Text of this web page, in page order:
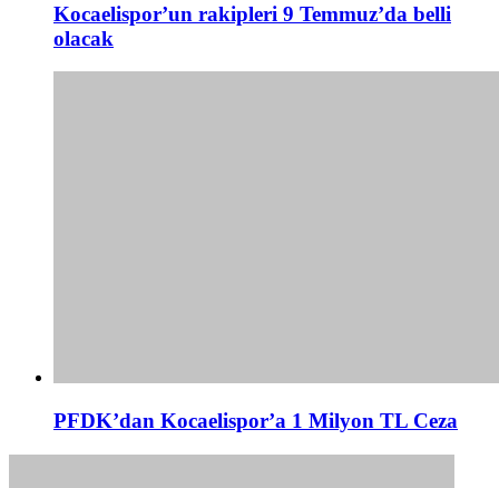
Kocaelispor’un rakipleri 9 Temmuz’da belli
olacak
PFDK’dan Kocaelispor’a 1 Milyon TL Ceza